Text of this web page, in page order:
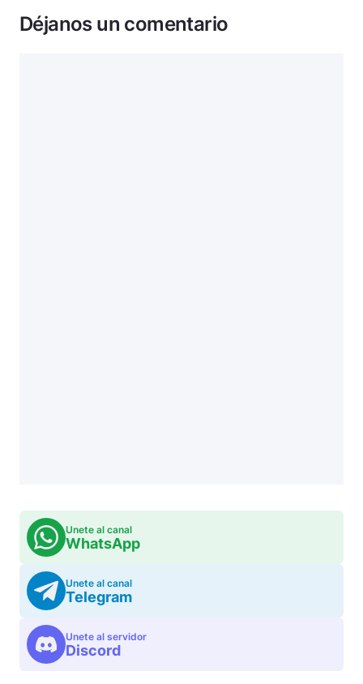
Déjanos un comentario
Unete al canal
WhatsApp
Unete al canal
Telegram
Unete al servidor
Discord